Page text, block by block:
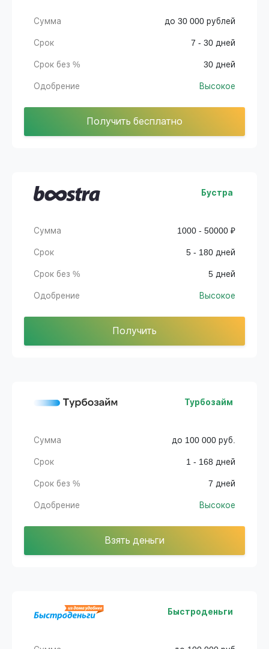
Сумма до 30 000 рублей
Срок 7 - 30 дней
Срок без % 30 дней
Одобрение Высокое
Получить бесплатно
Бустра
Сумма 1000 - 50000 ₽
Срок 5 - 180 дней
Срок без % 5 дней
Одобрение Высокое
Получить
Турбозайм
Сумма до 100 000 руб.
Срок 1 - 168 дней
Срок без % 7 дней
Одобрение Высокое
Взять деньги
Быстроденьги